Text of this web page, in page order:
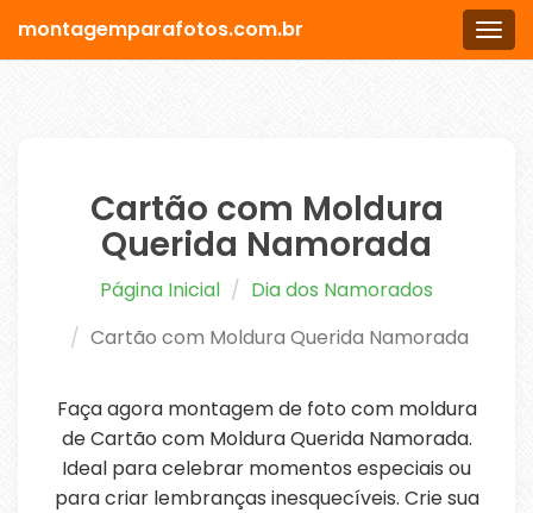
Menu
montagemparafotos.com.br
Cartão com Moldura
Querida Namorada
Página Inicial
Dia dos Namorados
Cartão com Moldura Querida Namorada
Faça agora montagem de foto com moldura
de Cartão com Moldura Querida Namorada.
Ideal para celebrar momentos especiais ou
para criar lembranças inesquecíveis. Crie sua